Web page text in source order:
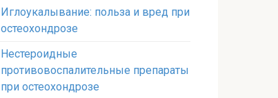
Иглоукалывание: польза и вред при
остеохондрозе
Нестероидные
противовоспалительные препараты
при остеохондрозе